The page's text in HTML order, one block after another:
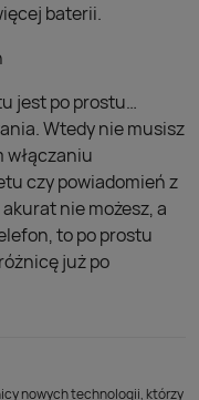
baterii.
jest po prostu…
Wtedy nie musisz
włączaniu
czy powiadomień z
nie możesz, a
to po prostu
już po
nowych technologii, którzy